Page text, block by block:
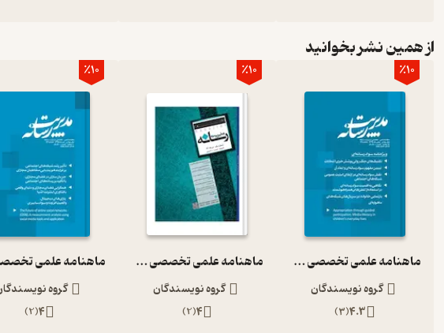
از همین نشر بخوانید
٪10
ماهنامه علمی تخصصی مدیریت رسانه شماره 27
گروه نویسندگان
4.3
(
3
)
٪10
ماهنامه علمی تخصصی مدیریت رسانه شماره 1
گروه نویسندگان
4
(
2
)
٪10
گروه
4
(
2
)